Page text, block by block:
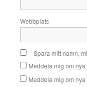
Webbplats
Spara mitt namn,
Meddela mig om
Meddela mig om